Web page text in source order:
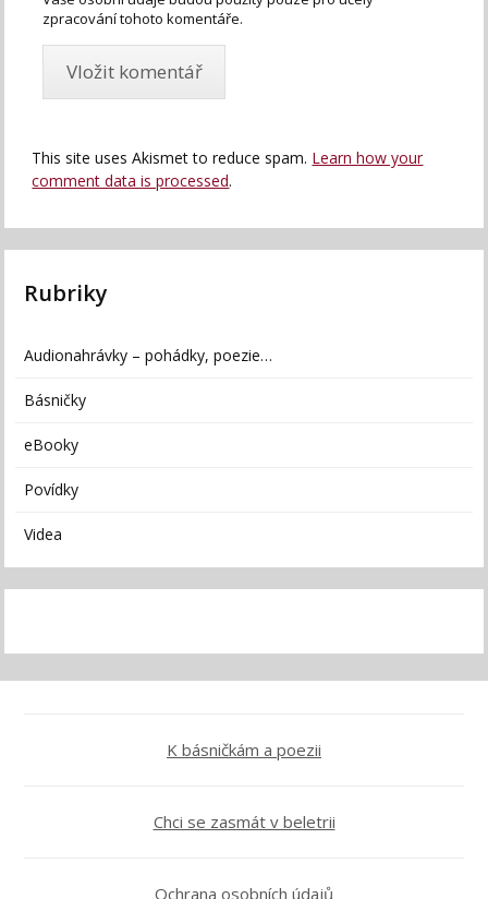
zpracování tohoto komentáře.
This site uses Akismet to reduce spam. Learn how your
comment data is processed.
Rubriky
Audionahrávky – pohádky, poezie…
Básničky
eBooky
Povídky
Videa
K básničkám a poezii
Chci se zasmát v beletrii
Ochrana osobních údajů